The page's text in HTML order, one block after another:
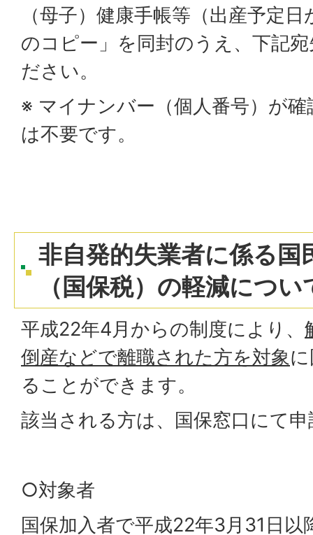
（母子）健康手帳等（出産予定
のコピー」を同封のうえ、下記
ださい。
※ マイナンバー（個人番号）が
は不要です。
非自発的失業者に係る国
（国保税）の軽減につい
平成22年4月からの制度により、
倒産などで離職された方を対象
ることができます。
該当される方は、国保窓口にて
○対象者
国保加入者で平成22年3月31日以